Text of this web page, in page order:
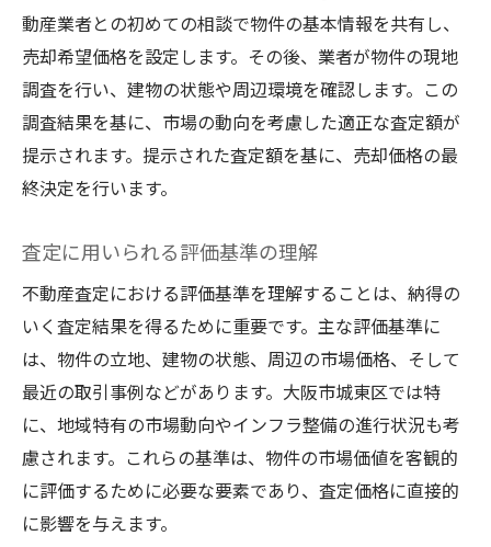
動産業者との初めての相談で物件の基本情報を共有し、
売却希望価格を設定します。その後、業者が物件の現地
調査を行い、建物の状態や周辺環境を確認します。この
調査結果を基に、市場の動向を考慮した適正な査定額が
提示されます。提示された査定額を基に、売却価格の最
終決定を行います。
査定に用いられる評価基準の理解
不動産査定における評価基準を理解することは、納得の
いく査定結果を得るために重要です。主な評価基準に
は、物件の立地、建物の状態、周辺の市場価格、そして
最近の取引事例などがあります。大阪市城東区では特
に、地域特有の市場動向やインフラ整備の進行状況も考
慮されます。これらの基準は、物件の市場価値を客観的
に評価するために必要な要素であり、査定価格に直接的
に影響を与えます。